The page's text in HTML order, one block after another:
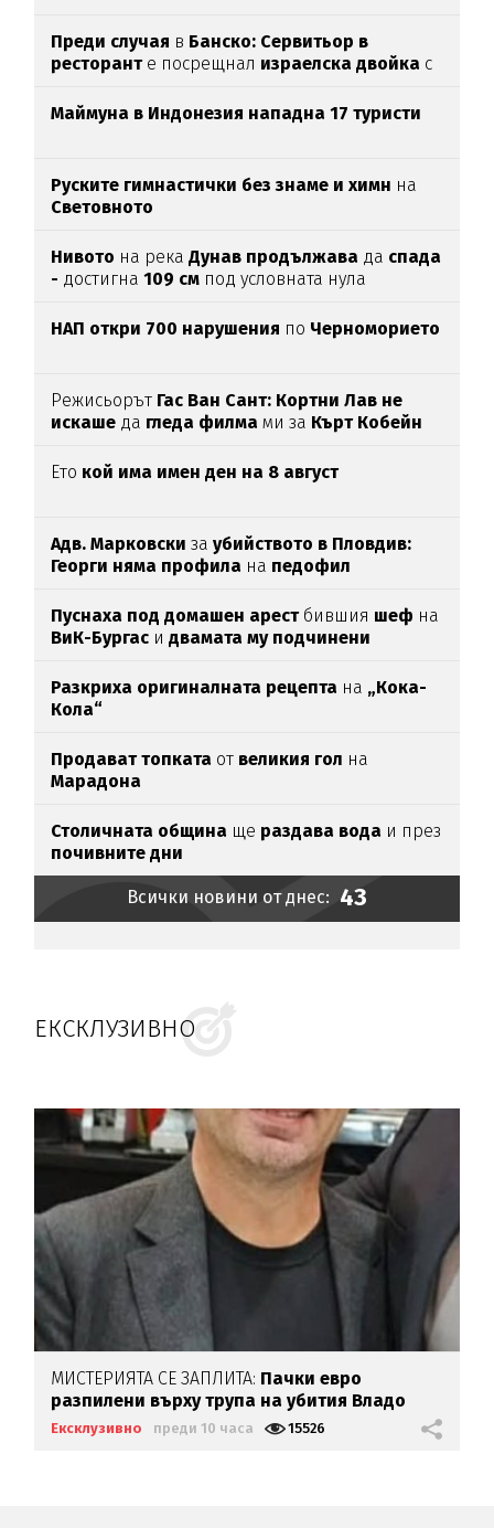
Преди случая в Банско: Сервитьор в
ресторант е посрещнал израелска двойка с
Маймуна в Индонезия нападна 17 туристи
Руските гимнастички без знаме и химн на
Световното
Нивото на рекаДунав продължава да спада
- достигна109 см под условната нула
НАП откри 700 нарушения по Черноморието
Режисьорът Гас Ван Сант: Кортни Лав не
искаше да гледа филма ми за Кърт Кобейн
Ето кой има имен ден на 8 август
Адв. Марковски заубийството в Пловдив:
Георги няма профила на педофил
Пуснаха под домашен арестбившия шеф на
ВиК-Бургас и двамата му подчинени
Разкриха оригиналната рецепта на „Кока-
Кола“
Продават топката от великия гол на
Марадона
Столичната община ще раздава вода и през
почивните дни
Всички новини от днес: 43
ЕКСКЛУЗИВНО
МИСТЕРИЯТА СЕ ЗАПЛИТА: Пачки евро
разпилени върху трупа на убития Владо
Загатото
Ексклузивно преди 10 часа 15526